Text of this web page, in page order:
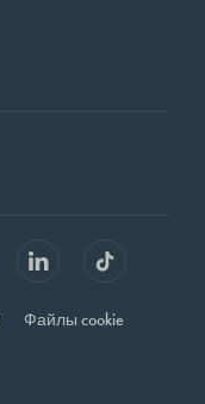
Файлы cookie